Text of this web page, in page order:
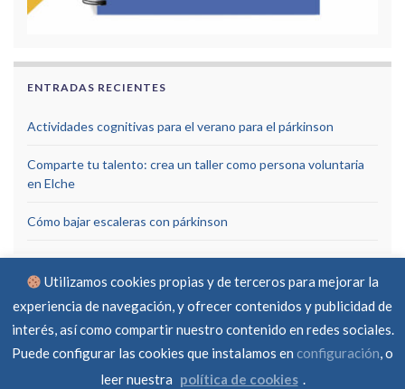
ENTRADAS RECIENTES
Actividades cognitivas para el verano para el párkinson
Comparte tu talento: crea un taller como persona voluntaria
en Elche
Cómo bajar escaleras con párkinson
Aviso Legal Política de privacidad
Política de cookies
Utilizamos cookies propias y de terceros para mejorar la
experiencia de navegación, y ofrecer contenidos y publicidad de
interés, así como compartir nuestro contenido en redes sociales.
Puede configurar las cookies que instalamos en configuración, o
leer nuestra política de cookies .